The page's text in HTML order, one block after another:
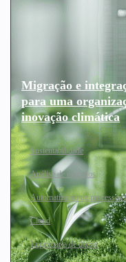
Migração e
para uma
inovação climática
Sustentabilidade
Análise de negócios
Automatização de
Cloud
Engenharia de dados